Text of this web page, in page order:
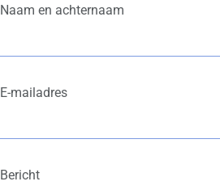
Naam en achternaam
E-mailadres
Bericht